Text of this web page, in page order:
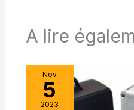
A lire
Nov
5
2023